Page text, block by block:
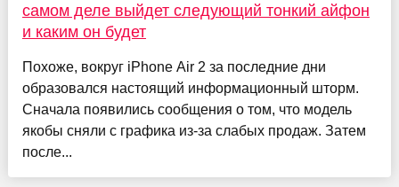
самом деле выйдет следующий тонкий айфон
и каким он будет
Похоже, вокруг iPhone Air 2 за последние дни
образовался настоящий информационный шторм.
Сначала появились сообщения о том, что модель
якобы сняли с графика из-за слабых продаж. Затем
после...